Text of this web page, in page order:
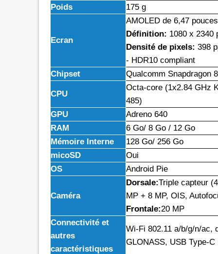
Poids
175 g
Ecran
AMOLED de 6,47
Définition: 1080 x 2340
Densité de pixels: 398
- HDR10 compliant
Chipset
Qualcomm Snapdragon
CPU
Octa-core (1x2.84 GHz
485)
GPU
Adreno 640
RAM
6 Go/ 8 Go / 12 Go
Mémoire Interne
128 Go/ 256 Go
micoSD
Oui
OS
Android Pie
Caméra
Dorsale:Triple capteur
MP + 8 MP, OIS,
Frontale:20 MP
Connectivité et
autres
caractéristiques
Wi-Fi 802.11 a/b/g/n/ac,
GLONASS, USB Type-